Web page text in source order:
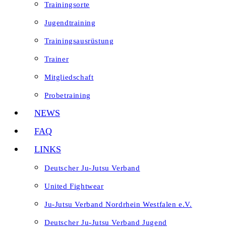
Trainingsorte
Jugendtraining
Trainingsausrüstung
Trainer
Mitgliedschaft
Probetraining
NEWS
FAQ
LINKS
Deutscher Ju-Jutsu Verband
United Fightwear
Ju-Jutsu Verband Nordrhein Westfalen e.V.
Deutscher Ju-Jutsu Verband Jugend